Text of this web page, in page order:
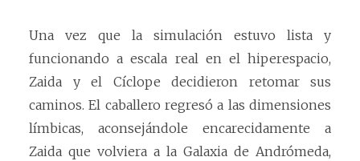
Una vez que la simulación estuvo lista y
funcionando a escala real en el hiperespacio,
Zaida y el Cíclope decidieron retomar sus
caminos. El caballero regresó a las dimensiones
límbicas, aconsejándole encarecidamente a
Zaida que volviera a la Galaxia de Andrómeda,